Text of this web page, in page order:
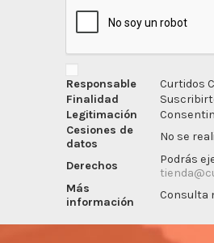
Responsable
Curtidos
Finalidad
Legitimación
Cesiones de
datos
No se
Derechos
Podrás
Más
información
Consulta